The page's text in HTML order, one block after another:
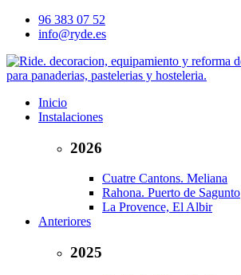
96 383 07 52
info@ryde.es
Inicio
Instalaciones
2026
Cuatre Cantons. Meliana
Rahona. Puerto de Sagunto
La Provence, El Albir
Anteriores
2025